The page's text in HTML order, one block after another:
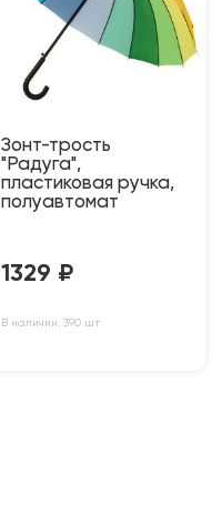
Зонт-трость
"Радуга",
пластиковая ручка,
полуавтомат
1329 ₽
В наличии: 390 шт